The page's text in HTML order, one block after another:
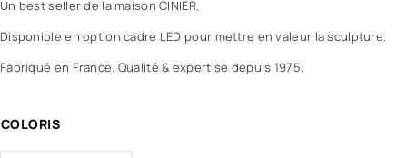
Un best seller de la maison CINIER.
Disponible en option cadre LED pour mettre en valeur la sculpture.
Fabriqué en France. Qualité & expertise depuis 1975.
COLORIS